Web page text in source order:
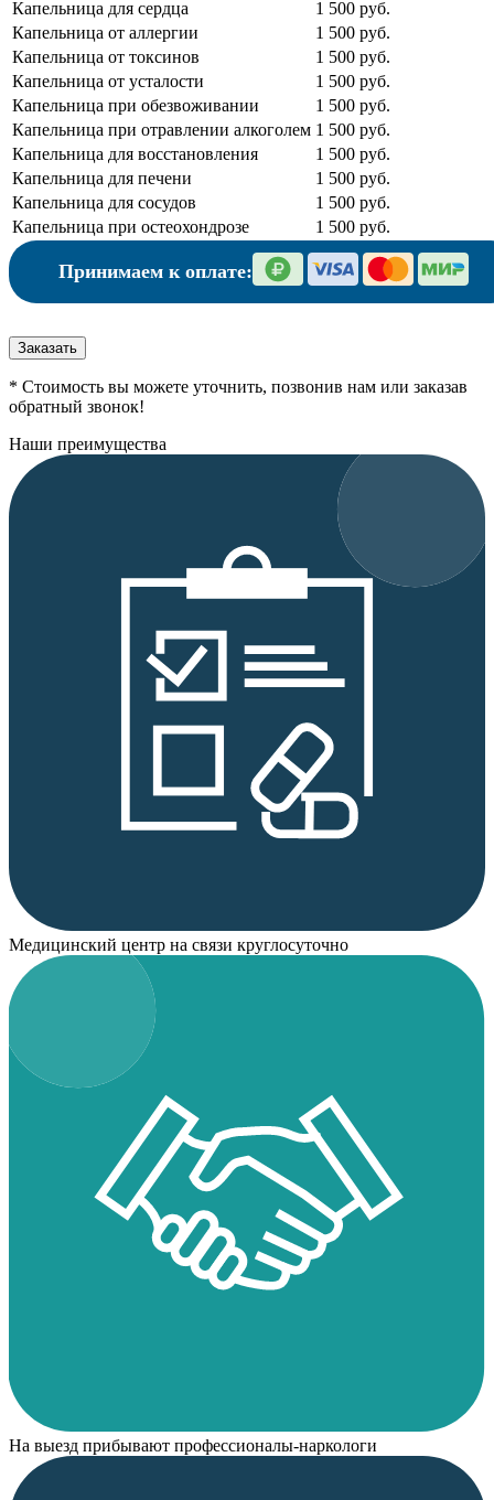
Капельница для сердца
1 500 руб.
Капельница от аллергии
1 500 руб.
Капельница от токсинов
1 500 руб.
Капельница от усталости
1 500 руб.
Капельница при обезвоживании
1 500 руб.
Капельница при отравлении алкоголем 1 500 руб.
Капельница для восстановления
1 500 руб.
Капельница для печени
1 500 руб.
Капельница для сосудов
1 500 руб.
Капельница при остеохондрозе
1 500 руб.
Принимаем к оплате:
Заказать
* Стоимость вы можете уточнить, позвонив нам или заказав
обратный звонок!
Наши преимущества
Медицинский центр на связи круглосуточно
На выезд прибывают профессионалы-наркологи